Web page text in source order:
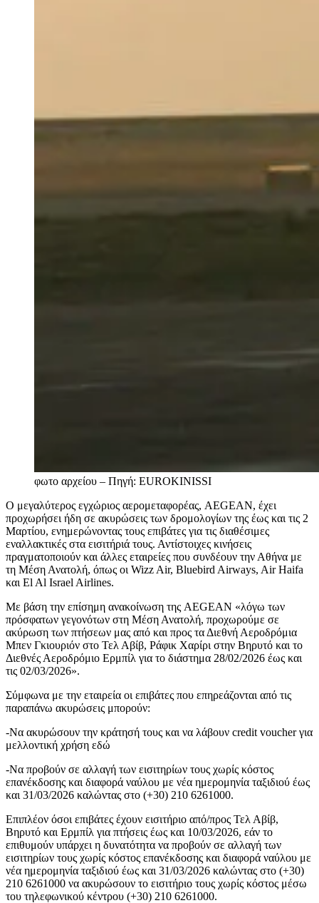
φωτο αρχείου – Πηγή: EUROKINISSI
Ο μεγαλύτερος εγχώριος αερομεταφορέας, AEGEAN, έχει
προχωρήσει ήδη σε ακυρώσεις των δρομολογίων της έως και τις 2
Μαρτίου, ενημερώνοντας τους επιβάτες για τις διαθέσιμες
εναλλακτικές στα εισιτήριά τους. Αντίστοιχες κινήσεις
πραγματοποιούν και άλλες εταιρείες που συνδέουν την Αθήνα με
τη Μέση Ανατολή, όπως οι Wizz Air, Bluebird Airways, Air Haifa
και El Al Israel Airlines.
Με βάση την επίσημη ανακοίνωση της AEGEAN «λόγω των
πρόσφατων γεγονότων στη Μέση Ανατολή, προχωρούμε σε
ακύρωση των πτήσεων μας από και προς τα Διεθνή Αεροδρόμια
Μπεν Γκιουριόν στο Τελ Αβίβ, Ράφικ Χαρίρι στην Βηρυτό και το
Διεθνές Αεροδρόμιο Ερμπίλ για το διάστημα 28/02/2026 έως και
τις 02/03/2026».
Σύμφωνα με την εταιρεία οι επιβάτες που επηρεάζονται από τις
παραπάνω ακυρώσεις μπορούν:
-Να ακυρώσουν την κράτησή τους και να λάβουν credit voucher για
μελλοντική χρήση εδώ
-Να προβούν σε αλλαγή των εισιτηρίων τους χωρίς κόστος
επανέκδοσης και διαφορά ναύλου με νέα ημερομηνία ταξιδιού έως
και 31/03/2026 καλώντας στο (+30) 210 6261000.
Επιπλέον όσοι επιβάτες έχουν εισιτήριο από/προς Τελ Αβίβ,
Βηρυτό και Ερμπίλ για πτήσεις έως και 10/03/2026, εάν το
επιθυμούν υπάρχει η δυνατότητα να προβούν σε αλλαγή των
εισιτηρίων τους χωρίς κόστος επανέκδοσης και διαφορά ναύλου με
νέα ημερομηνία ταξιδιού έως και 31/03/2026 καλώντας στο (+30)
210 6261000 να ακυρώσουν το εισιτήριο τους χωρίς κόστος μέσω
του τηλεφωνικού κέντρου (+30) 210 6261000.